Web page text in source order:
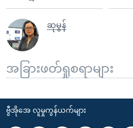
ဆုမွန်
အခြားဖတ်ရှုစရာများ
ဗွီအိုအေ လူမှုကွန်ယက်များ